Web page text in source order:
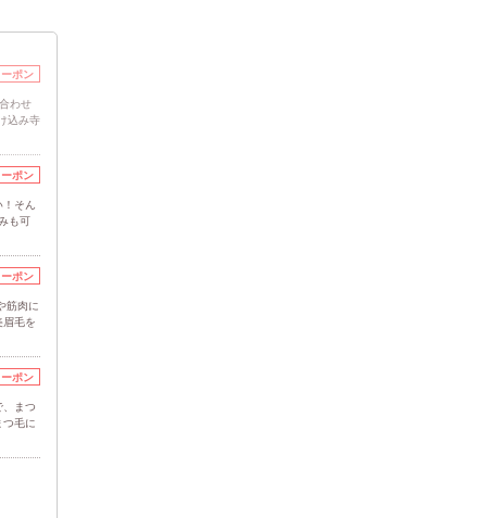
ポン
わせ
込み寺
ポン
そん
も可
ポン
筋肉に
毛を
ポン
、まつ
つ毛に